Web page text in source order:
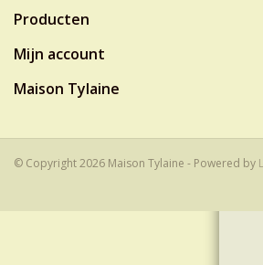
Producten
Mijn account
Maison Tylaine
© Copyright 2026 Maison Tylaine - Powered by